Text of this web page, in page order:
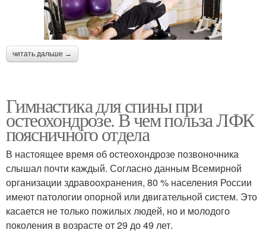
читать дальше →
Гимнастика для спины при
остеохондрозе. В чем польза ЛФК
поясничного отдела
В настоящее время об остеохондрозе позвоночника
слышал почти каждый. Согласно данным Всемирной
организации здравоохранения, 80 % населения России
имеют патологии опорной или двигательной систем. Это
касается не только пожилых людей, но и молодого
поколения в возрасте от 29 до 49 лет.